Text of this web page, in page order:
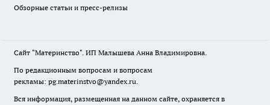
Обзорные статьи и пресс-релизы
Сайт "Материнство". ИП Малышева Анна Владимировна.
По редакционным вопросам и вопросам
рекламы: pg.materinstvo@yandex.ru.
Вся информация, размещенная на данном сайте, охраняется в